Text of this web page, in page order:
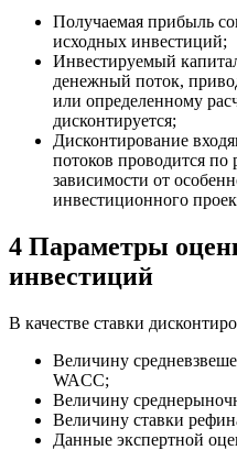
Получаемая прибыль
исходных инвестиций;
Инвестируемый
денежный поток,
или определенному
дисконтируется;
Дисконтирование
потоков проводится по
зависимости от
инвестиционного
4 Параметры
инвестиций
В качестве ставки
Величину
WACC;
Величину
Величину ставки
Данные экспертной